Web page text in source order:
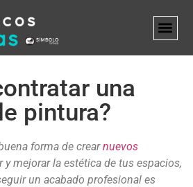
una
pintura?
forma de crearnuevos
y mejorar la estética de tus espacios,
un acabado profesional es